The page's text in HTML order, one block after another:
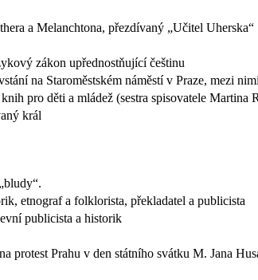
a Melanchtona, přezdívaný „Učitel Uherska“
zákon upřednostňující češtinu
na Staroměstském náměstí v Praze, mezi
pro děti a mládež (sestra spisovatele Martina
král
etnograf a folklorista, překladatel a publicista
publicista a historik
protest Prahu v den státního svátku M. Jana